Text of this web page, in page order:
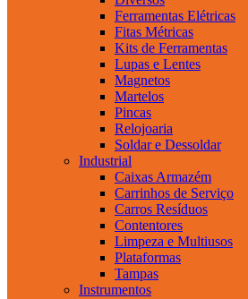
Ferramentas Elétricas
Fitas Métricas
Kits de Ferramentas
Lupas e Lentes
Magnetos
Martelos
Pincas
Relojoaria
Soldar e Dessoldar
Industrial
Caixas Armazém
Carrinhos de Serviço
Carros Resíduos
Contentores
Limpeza e Multiusos
Plataformas
Tampas
Instrumentos